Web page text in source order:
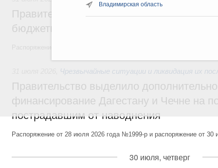
Владимирская область
Правительство спишет часть
бюджетным кредитам ещё двум
Чрезвычайные ситуации и ликвидация их
Правительство выделило
финансирование Дагестану и Чечне на
пострадавшим от наводнения
Распоряжение от 28 июля 2026 года №1999-р и распоряжение от
30 июля, четверг